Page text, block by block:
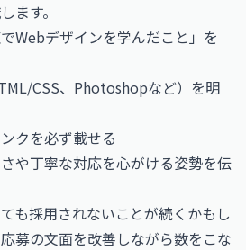
ます。
Webデザインを学んだこと」を
CSS、Photoshopなど）を明
クを必ず載せる
や丁寧な対応を心がける姿勢を伝
も採用されないことが続くかもし
募の文面を改善しながら数をこな